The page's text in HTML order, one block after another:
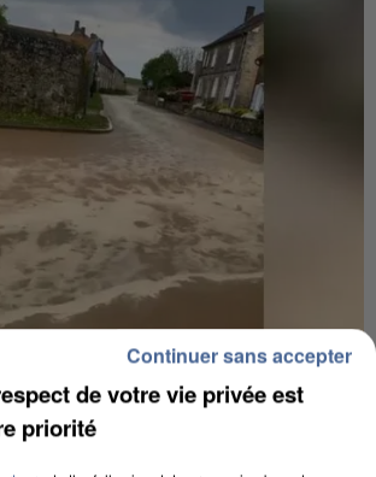
DE L’OISE EMPORTÉE PAR UNE
EN HAUTE-SAVOIE
de votre vie privée est
priorité
Continuer sans accepter